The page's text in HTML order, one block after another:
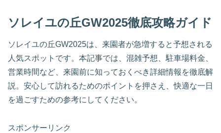
ソレイユの丘GW2025徹底攻略ガイド
ソレイユの丘GW2025は、来園者が急増すると予想される
人気スポットです。本記事では、混雑予想、駐車場料金、
営業時間など、来園前に知っておくべき詳細情報を徹底解
説。安心して訪れるためのポイントを押さえ、快適な一日
を過ごすための参考にしてください。
スポンサーリンク